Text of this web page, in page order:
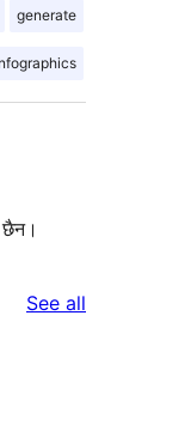
generate
छैन।
See all